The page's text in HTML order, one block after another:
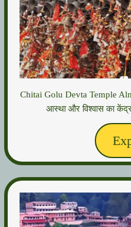
Chitai Golu Devta Temple
आस्था और विश्वास का